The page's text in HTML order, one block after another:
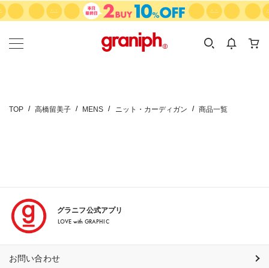
カテゴリーから探す
KIDS
カテゴリ
サイズ
TOP 高橋留美子 MENS ニット・カーディガン 商品一覧
グラニフ公式アプリ
LOVE with GRAPHIC
お問い合わせ